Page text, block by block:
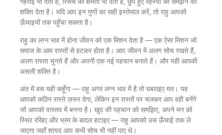
शक्ति देता है। यदि आप इन गुणों का सही इस्तेमाल करें, तो राहु आपको
ऊँचाइयों तक पहुँचा सकता है।
राहु का लग्न भाव में होना जीवन को एक मिशन देता है — एक ऐसा मिशन जो
समाज के आम रास्तों से हटकर होता है। आप जीवन में अलग सोच रखते हैं,
अलग रास्ता चुनते हैं और अपनी एक नई पहचान बनाते हैं। और यही आपकी
असली शक्ति है।
अंत में बस यही कहूँगा — राहु अगर लग्न भाव में है तो घबराइए मत। यह
आपको कठिन रास्ते ज़रूर देगा, लेकिन इन रास्तों पर चलकर आप वही बनेंगे
जो आपको वास्तव में बनना है। खुद की पहचान को समझिए, अपने मन को
स्थिर रखिए और भ्रम के बादल हटाइए — राहु आपको उस ऊँचाई तक ले
जाएगा जहाँ शायद आप कभी सोच भी नहीं पाए थे।